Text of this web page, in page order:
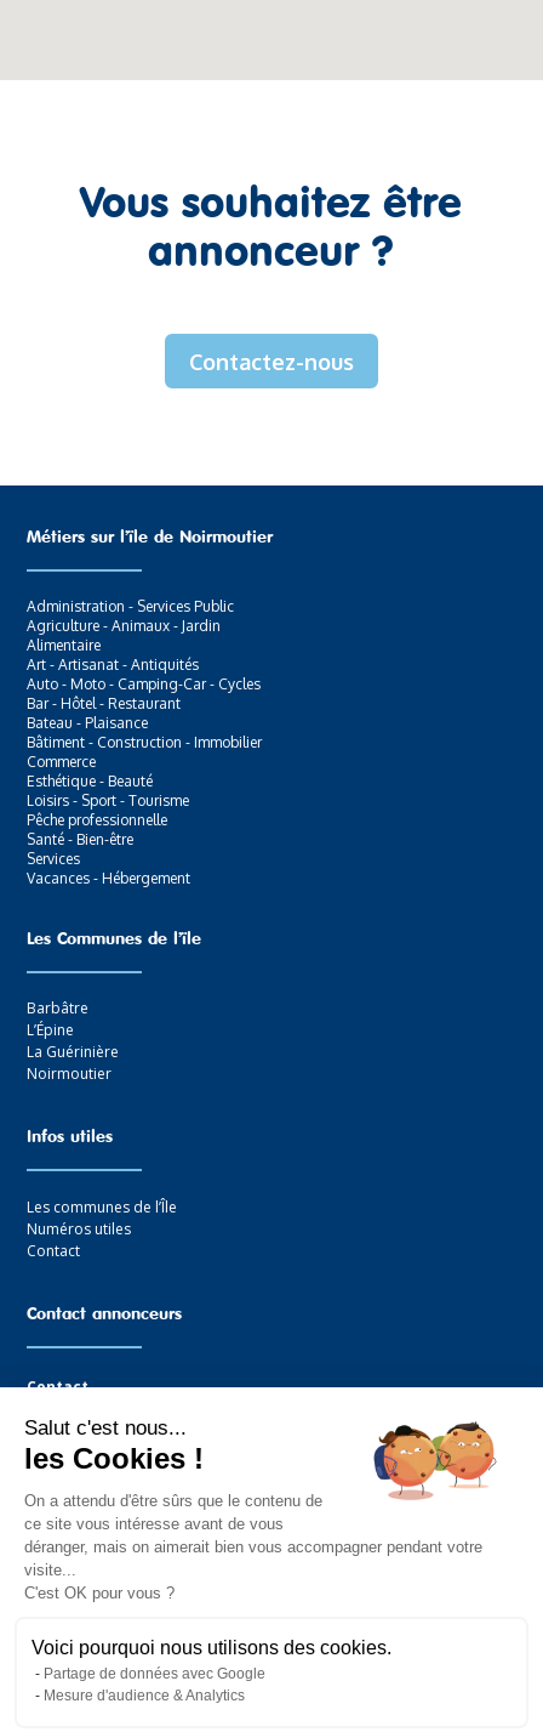
Vous souhaitez être
annonceur ?
Contactez-nous
Métiers sur l’ïle de Noirmoutier
Administration - Services Public
Agriculture - Animaux - Jardin
Alimentaire
Art - Artisanat - Antiquités
Auto - Moto - Camping-Car - Cycles
Bar - Hôtel - Restaurant
Bateau - Plaisance
Bâtiment - Construction - Immobilier
Commerce
Esthétique - Beauté
Loisirs - Sport - Tourisme
Pêche professionnelle
Santé - Bien-être
Services
Vacances - Hébergement
Les Communes de l’ïle
Barbâtre
L’Épine
La Guérinière
Noirmoutier
Infos utiles
Les communes de l’Île
Numéros utiles
Contact
Contact annonceurs
Contact
Agence Graffocean
16 rue Boucaud
Tel : 02.51.35.81.14
Mail : contact@graffocean.com
Salut c'est nous...
les Cookies !
On a attendu d'être sûrs que le contenu de
ce site vous intéresse avant de vous
déranger, mais on aimerait bien vous accompagner pendant votre
visite...
C'est OK pour vous ?
Voici pourquoi nous utilisons des cookies.
Partage de données avec Google
Mesure d'audience & Analytics